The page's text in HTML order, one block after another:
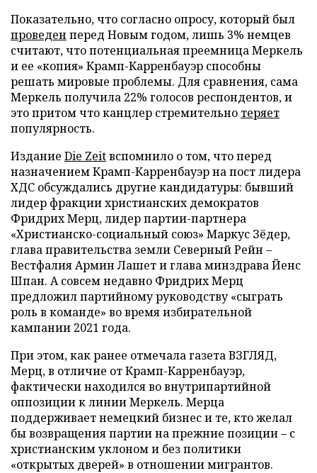
Показательно, что согласно опросу, который был
проведен перед Новым годом, лишь 3% немцев
считают, что потенциальная преемница Меркель
и ее «копия» Крамп-Карренбауэр способны
решать мировые проблемы. Для сравнения, сама
Меркель получила 22% голосов респондентов, и
это притом что канцлер стремительно теряет
популярность.
Издание Die Zeitвспомнило о том, что перед
назначением Крамп-Карренбауэр на пост лидера
ХДС обсуждались другие кандидатуры: бывший
лидер фракции христианских демократов
Фридрих Мерц, лидер партии-партнера
«Христианско-социальный союз» Маркус Зёдер,
глава правительства земли Северный Рейн –
Вестфалия Армин Лашет и глава минздрава Йенс
Шпан. А совсем недавно Фридрих Мерц
предложил партийному руководству «сыграть
роль в команде» во время избирательной
кампании 2021 года.
При этом, как ранее отмечала газета ВЗГЛЯД,
Мерц, в отличие от Крамп-Карренбауэр,
фактически находился во внутрипартийной
оппозиции к линии Меркель. Мерца
поддерживает немецкий бизнес и те, кто желал
бы возвращения партии на прежние позиции – с
христианским уклоном и без политики
«открытых дверей» в отношении мигрантов.